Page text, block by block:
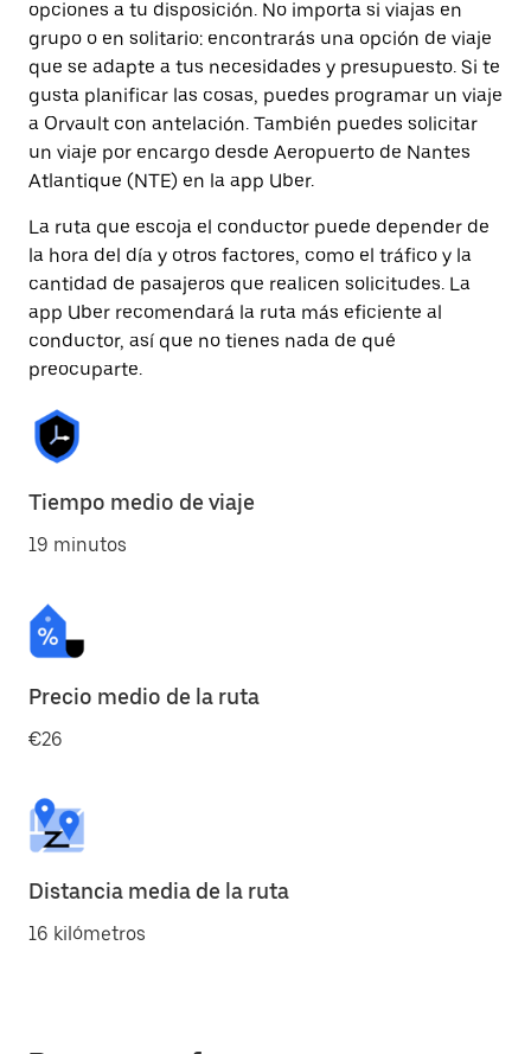
opciones a tu disposición. No importa si viajas en
grupo o en solitario: encontrarás una opción de viaje
que se adapte a tus necesidades y presupuesto. Si te
gusta planificar las cosas, puedes programar un viaje
a Orvault con antelación. También puedes solicitar
un viaje por encargo desde Aeropuerto de Nantes
Atlantique (NTE) en la app Uber.
La ruta que escoja el conductor puede depender de
la hora del día y otros factores, como el tráfico y la
cantidad de pasajeros que realicen solicitudes. La
app Uber recomendará la ruta más eficiente al
conductor, así que no tienes nada de qué
preocuparte.
Tiempo medio de viaje
19 minutos
Precio medio de la ruta
€26
Distancia media de la ruta
16 kilómetros